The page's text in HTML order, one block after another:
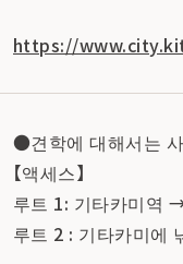
https://
●견학에 대해서는
【액세스】
루트 1: 기타카미역
루트 2 : 기타카미에